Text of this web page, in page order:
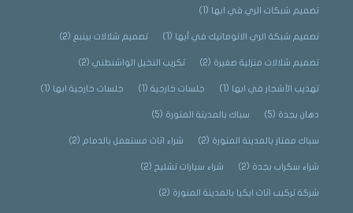
تصميم شبكات الري في ابها (1)
تصميم شبكة الري الاتوماتيك في أبها (1) تصميم شلالات بينبع (2)
تصميم شلالات منزلية صغيرة (2) تكريب النخيل الواشنطني(2)
تهذيب الأشجار في ابها (1) جلسات خارجية(1) جلسات خارجية ابها (1)
دهان بجدة (5) سباك بالمدينة المنورة (5)
سباك ممتاز بالمدينة المنورة (2) شراء اثاث مستعمل بالدمام (2)
شراء سكراب بجدة (2) شراء سيارات تشليح (2)
شركة تركيب اثاث ايكيا بالمدينة المنورة (2)